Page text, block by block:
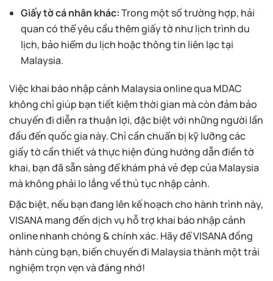
Giấy tờ cá nhân khác:Trong một số trường hợp, hải
quan có thể yêu cầu thêm giấy tờ như lịch trình du
lịch, bảo hiểm du lịch hoặc thông tin liên lạc tại
Malaysia.
Việc khai báo nhập cảnh Malaysia online qua MDAC
không chỉ giúp bạn tiết kiệm thời gian mà còn đảm bảo
chuyến đi diễn ra thuận lợi, đặc biệt với những người lần
đầu đến quốc gia này. Chỉ cần chuẩn bị kỹ lưỡng các
giấy tờ cần thiết và thực hiện đúng hướng dẫn điền tờ
khai, bạn đã sẵn sàng để khám phá vẻ đẹp của Malaysia
mà không phải lo lắng về thủ tục nhập cảnh.
Đặc biệt, nếu bạn đang lên kế hoạch cho hành trình này,
VISANA mang đến dịch vụ hỗ trợ khai báo nhập cảnh
online nhanh chóng & chính xác. Hãy để VISANA đồng
hành cùng bạn, biến chuyến đi Malaysia thành một trải
nghiệm trọn vẹn và đáng nhớ!